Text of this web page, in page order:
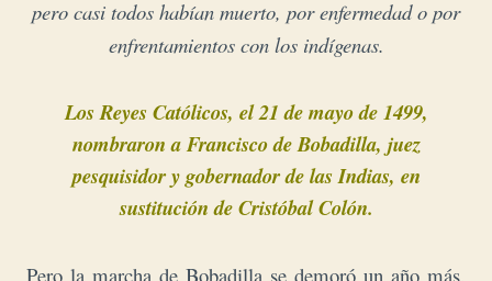
pero casi todos habían muerto, por enfermedad o por
enfrentamientos con los indígenas.
Los Reyes Católicos, el 21 de mayo de 1499,
nombraron a Francisco de Bobadilla, juez
pesquisidor y gobernador delas Indias, en
sustitución de Cristóbal Colón.
Pero la marcha de Bobadilla se demoró un año más,